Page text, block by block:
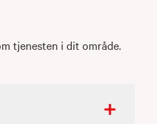
tjenesten i dit område.